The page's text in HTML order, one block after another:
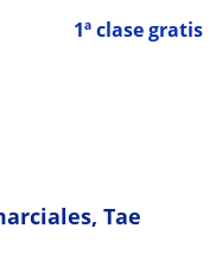
1ª clase gratis
Tae